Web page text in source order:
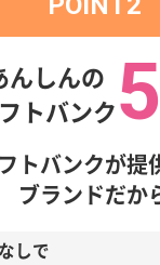
んしんの
トバンク
トバンクが提
ブランドだか
しで